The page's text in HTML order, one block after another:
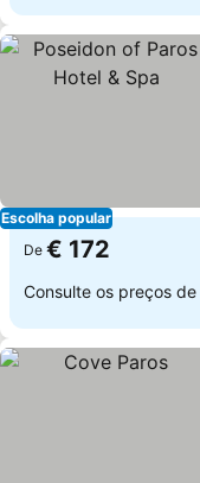
Escolha popular
De € 172
Consulte os preços de